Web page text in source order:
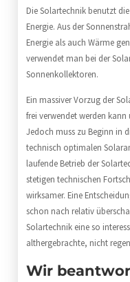
Die Solartechnik benutzt
Energie. Aus der
Energie als auch Wärme
verwendet man bei der
Sonnenkollektoren.
Ein massiver Vorzug der
frei verwendet werden
Jedoch muss zu Beginn in
technisch optimalen
laufende Betrieb der
stetigen technischen
wirksamer. Eine
schon nach relativ
Solartechnik eine so
althergebrachte, nicht
Wir